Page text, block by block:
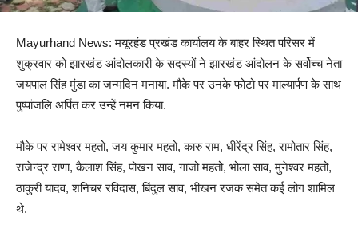
Mayurhand News: मयूरहंड प्रखंड कार्यालय के बाहर स्थित परिसर में
शुक्रवार को झारखंड आंदोलकारी के सदस्यों ने झारखंड आंदोलन के सर्वोच्च नेता
जयपाल सिंह मुंडा का जन्मदिन मनाया. मौके पर उनके फोटो पर माल्यार्पण के साथ
पुष्पांजलि अर्पित कर उन्हें नमन किया.
मौके पर रामेश्वर महतो, जय कुमार महतो, कारु राम, धीरेंद्र सिंह, रामोतार सिंह,
राजेन्द्र राणा, कैलाश सिंह, पोखन साव, गाजो महतो, भोला साव, मुनेश्वर महतो,
ठाकुरी यादव, शनिचर रविदास, बिंदुल साव, भीखन रजक समेत कई लोग शामिल
थे.